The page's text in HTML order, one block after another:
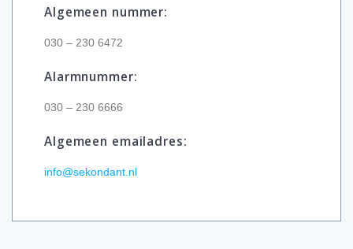
Algemeen nummer:
030 – 230 6472
Alarmnummer:
030 – 230 6666
Algemeen emailadres:
info@sekondant.nl